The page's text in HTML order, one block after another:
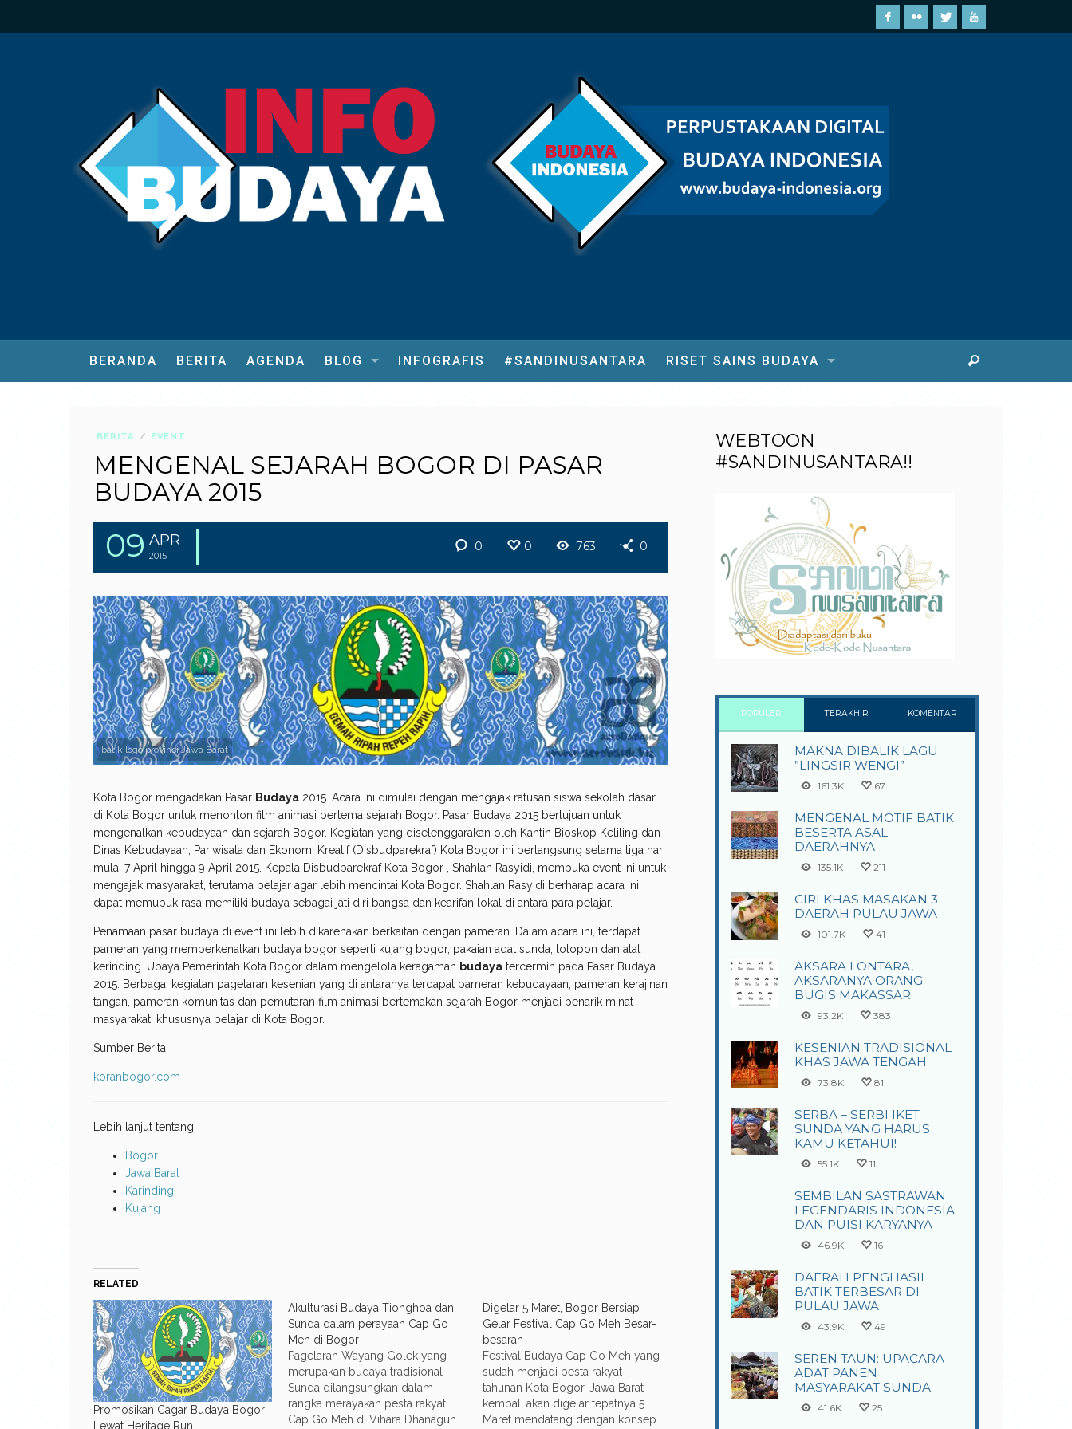
BERANDA BERITA AGENDA BLOG INFOGRAFIS #SANDINUSANTARA RISET SAINS BUDAYA
BERITA EVENT
MENGENAL SEJARAH BOGOR DI PASAR
BUDAYA 2015
09 APR
2015
0 0 763 0
batik logo provinsi Jawa Barat
Kota Bogor mengadakan Pasar Budaya 2015. Acara ini dimulai dengan mengajak ratusan siswa sekolah dasar
di Kota Bogor untuk menonton film animasi bertema sejarah Bogor. Pasar Budaya 2015 bertujuan untuk
mengenalkan kebudayaan dan sejarah Bogor. Kegiatan yang diselenggarakan oleh Kantin Bioskop Keliling dan
Dinas Kebudayaan, Pariwisata dan Ekonomi Kreatif (Disbudparekraf) Kota Bogor ini berlangsung selama tiga hari
mulai 7 April hingga 9 April 2015. Kepala Disbudparekraf Kota Bogor , Shahlan Rasyidi, membuka event ini untuk
mengajak masyarakat, terutama pelajar agar lebih mencintai Kota Bogor. Shahlan Rasyidi berharap acara ini
dapat memupuk rasa memiliki budaya sebagai jati diri bangsa dan kearifan lokal di antara para pelajar.
Penamaan pasar budaya di event ini lebih dikarenakan berkaitan dengan pameran. Dalam acara ini, terdapat
pameran yang memperkenalkan budaya bogor seperti kujang bogor, pakaian adat sunda, totopon dan alat
kerinding. Upaya Pemerintah Kota Bogor dalam mengelola keragaman budaya tercermin pada Pasar Budaya
2015. Berbagai kegiatan pagelaran kesenian yang di antaranya terdapat pameran kebudayaan, pameran kerajinan
tangan, pameran komunitas dan pemutaran film animasi bertemakan sejarah Bogor menjadi penarik minat
masyarakat, khususnya pelajar di Kota Bogor.
Sumber Berita
koranbogor.com
Lebih lanjut tentang:
Bogor
Jawa Barat
Karinding
Kujang
RELATED
Promosikan Cagar Budaya Bogor
Lewat Heritage Run
Akulturasi Budaya Tionghoa dan
Sunda dalam perayaan Cap Go
Meh di Bogor
Pagelaran Wayang Golek yang
merupakan budaya tradisional
Sunda dilangsungkan dalam
rangka merayakan pesta rakyat
Cap Go Meh di Vihara Dhanagun
Digelar 5 Maret, Bogor Bersiap
Gelar Festival Cap Go Meh Besar-
besaran
Festival Budaya Cap Go Meh yang
sudah menjadi pesta rakyat
tahunan Kota Bogor, Jawa Barat
kembali akan digelar tepatnya 5
Maret mendatang dengan konsep
WEBTOON
#SANDINUSANTARA!!
POPULER TERAKHIR KOMENTAR
MAKNA DIBALIK LAGU
”LINGSIR WENGI”
161.3K 67
MENGENAL MOTIF BATIK
BESERTA ASAL
DAERAHNYA
135.1K 211
CIRI KHAS MASAKAN 3
DAERAH PULAU JAWA
101.7K 41
AKSARA LONTARA,
AKSARANYA ORANG
BUGIS MAKASSAR
93.2K 383
KESENIAN TRADISIONAL
KHAS JAWA TENGAH
73.8K 81
SERBA – SERBI IKET
SUNDA YANG HARUS
KAMU KETAHUI!
55.1K 11
SEMBILAN SASTRAWAN
LEGENDARIS INDONESIA
DAN PUISI KARYANYA
46.9K 16
DAERAH PENGHASIL
BATIK TERBESAR DI
PULAU JAWA
43.9K 49
SEREN TAUN: UPACARA
ADAT PANEN
MASYARAKAT SUNDA
41.6K 25